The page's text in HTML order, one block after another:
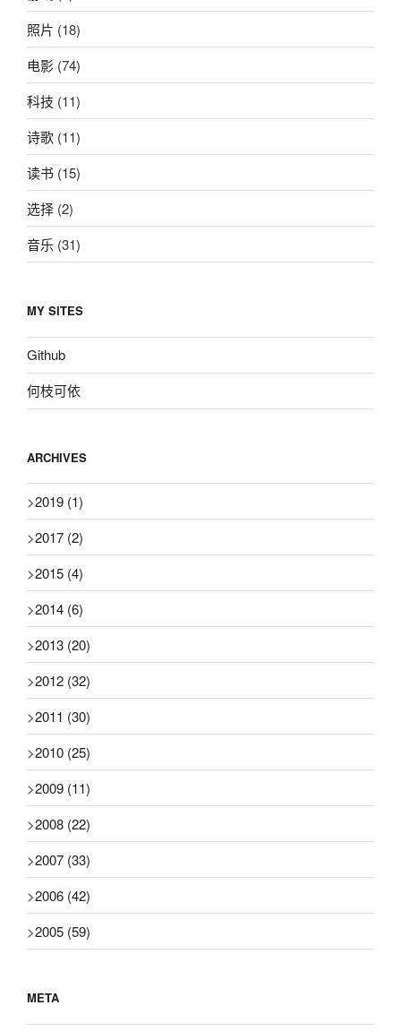
照片 (18)
电影 (74)
科技 (11)
诗歌 (11)
读书 (15)
选择 (2)
音乐 (31)
MY SITES
Github
何枝可依
ARCHIVES
>2019 (1)
>2017 (2)
>2015 (4)
>2014 (6)
>2013 (20)
>2012 (32)
>2011 (30)
>2010 (25)
>2009 (11)
>2008 (22)
>2007 (33)
>2006 (42)
>2005 (59)
META